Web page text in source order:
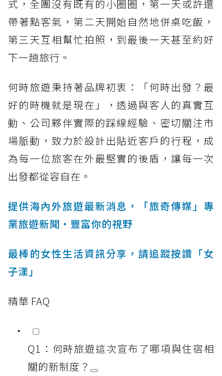
式，全團沒有既有的小圈圈，第一天或許還
帶著點客氣，第二天開始自然地併桌吃飯，
第三天互相幫忙拍照，到最後一天甚至約好
下一趟旅行。
何時旅遊秉持著品牌初衷：「何時出發？最
好的時機就是現在」，透過與客人的真實互
動、公司夥伴實際的踩線經驗、密切關注市
場脈動，致力於設計出貼近客戶的行程，成
為每一位旅客在外最堅實的後盾，讓每一次
出發都從容自在。
提供海內外旅遊最新消息，「旅奇傳媒」專
業旅遊新聞‧豐富你的視野
最棒的女性生活資訊分享，請追蹤按讚「女
子漾」
精華 FAQ
Q1：何時旅遊這次宣布了哪項與住宿相
關的新制度？